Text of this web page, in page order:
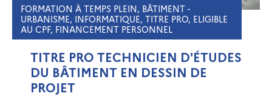
FORMATION À TEMPS PLEIN, BÂTIMENT -
URBANISME, INFORMATIQUE, TITRE PRO, ELIGIBLE
AU CPF, FINANCEMENT PERSONNEL
TITRE PRO TECHNICIEN D'ÉTUDES
DU BÂTIMENT EN DESSIN DE
PROJET